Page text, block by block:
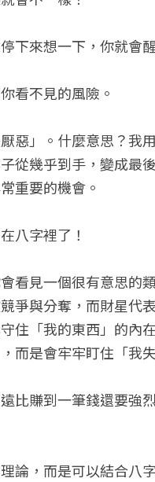
下來想一下，你就會
看不見的風險。
惡」。什麼意思？我
從幾乎到手，變成最
重要的機會。
八字裡了！
看見一個很有意思的
爭與分奪，而財星代
住「我的東西」的內
而是會牢牢盯住「我
比賺到一筆錢還要強
論，而是可以結合八